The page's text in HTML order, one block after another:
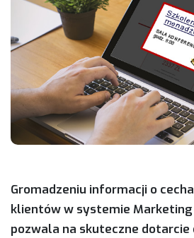
Gromadzeniu informacji o
klientów w systemie
pozwala na skuteczne dotarcie